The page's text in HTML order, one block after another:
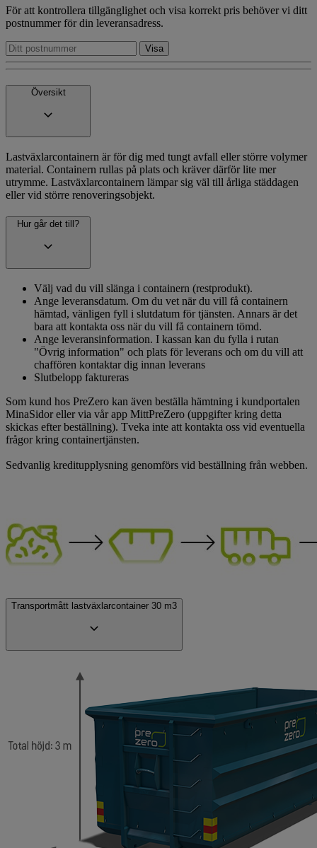
För att kontrollera tillgänglighet och visa korrekt pris behöver vi ditt
postnummer för din leveransadress.
Översikt
Lastväxlarcontainern är för dig med tungt avfall eller större volymer
material. Containern rullas på plats och kräver därför lite mer
utrymme. Lastväxlarcontainern lämpar sig väl till årliga städdagen
eller vid större renoveringsobjekt.
Hur går det till?
Välj vad du vill slänga i containern (restprodukt).
Ange leveransdatum. Om du vet när du vill få containern
hämtad, vänligen fyll i slutdatum för tjänsten. Annars är det
bara att kontakta oss när du vill få containern tömd.
Ange leveransinformation. I kassan kan du fylla i rutan
"Övrig information" och plats för leverans och om du vill att
chaffören kontaktar dig innan leverans
Slutbelopp faktureras
Som kund hos PreZero kan även beställa hämtning i kundportalen
MinaSidor eller via vår app MittPreZero (uppgifter kring detta
skickas efter beställning). Tveka inte att kontakta oss vid eventuella
frågor kring containertjänsten.
Sedvanlig kreditupplysning genomförs vid beställning från webben.
Transportmått lastväxlarcontainer 30 m3